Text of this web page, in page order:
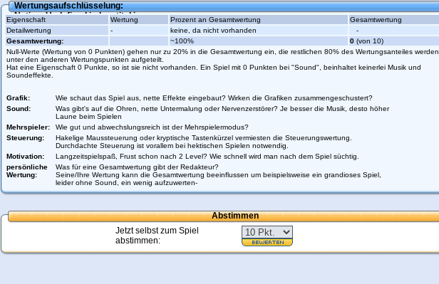
Wertungsaufschlüsselung:
Notice: Undefined index: titel in
/var/www/vhosts/gamezworld.de/httpdocs/scripte/ratings/rating_calculation.phpon line116
Eigenschaft Wertung Prozent an Gesamtwertung
Gesamtwertung
Detailwertung
- keine, da nicht vorhanden
-
Gesamtwertung:
~100% 0 (von 10)
Null-Werte (Wertung von 0 Punkten) gehen nur zu 20% in die Gesamtwertung ein, die restlichen 80% des Wertungsanteiles werden
unter den anderen Wertungspunkten aufgeteilt.
Hat eine Eigenschaft 0 Punkte, so ist sie nicht vorhanden. Ein Spiel mit 0 Punkten bei "Sound", beinhaltet keinerlei Musik und
Soundeffekte.
Grafik:
Wie schaut das Spiel aus, nette Effekte eingebaut? Wirken die Grafiken zusammengeschustert?
Sound:
Was gibt's auf die Ohren, nette Untermalung oder Nervenzerstörer? Je besser die Musik, desto höher
Laune beim Spielen
Mehrspieler:
Wie gut und abwechslungsreich ist der Mehrspielermodus?
Steuerung:
Hakelige Maussteuerung oder kryptische Tastenkürzel vermiesten die Steuerungswertung.
Durchdachte Steuerung ist vorallem bei hektischen Spielen notwendig.
Motivation:
Langzeitspielspaß, Frust schon nach 2 Level? Wie schnell wird man nach dem Spiel süchtig.
persönliche
Wertung:
Was für eine Gesamtwertung gibt der Redakteur?
Seine/Ihre Wertung kann die Gesamtwertung beeinflussen um beispielsweise ein grandioses Spiel,
leider ohne Sound, ein wenig aufzuwerten-
Abstimmen
Jetzt selbst zum Spiel
abstimmen: